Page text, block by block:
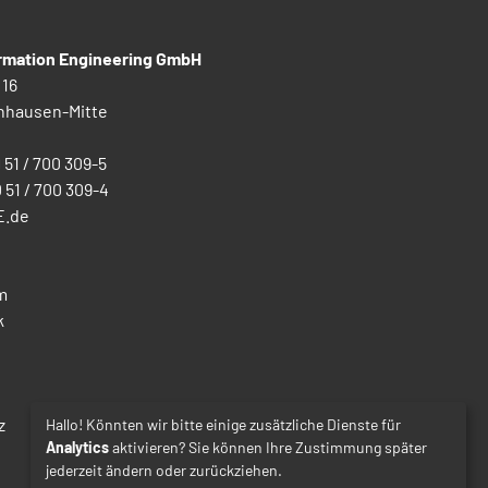
Engineering GmbH
Mitte
51 / 700 309-5
51 / 700 309-4
Hallo! Könnten wir bitte einige zusätzliche Dienste für
Analyticsaktivieren? Sie können Ihre Zustimmung später
jederzeit ändern oder zurückziehen.